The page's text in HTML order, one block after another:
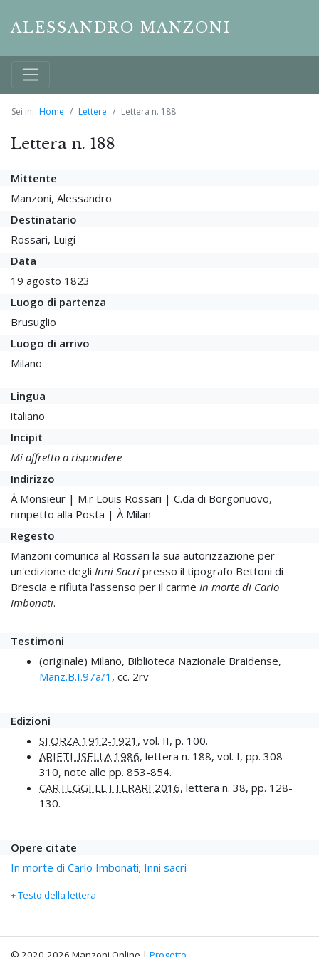
ALESSANDRO MANZONI
Sei in: Home Lettere Lettera n. 188
Lettera n. 188
Mittente
Manzoni, Alessandro
Destinatario
Rossari, Luigi
Data
19 agosto 1823
Luogo di partenza
Brusuglio
Luogo di arrivo
Milano
Lingua
italiano
Incipit
Mi affretto a rispondere
Indirizzo
À Monsieur | M.r Louis Rossari | C.da di Borgonuovo,
rimpetto alla Posta | À Milan
Regesto
Manzoni comunica al Rossari la sua autorizzazione per
un'edizione degli Inni Sacri presso il tipografo Bettoni di
Brescia e rifiuta l'assenso per il carme In morte di Carlo
Imbonati.
Testimoni
(originale) Milano, Biblioteca Nazionale Braidense,
Manz.B.I.97a/1 , cc. 2rv
Edizioni
SFORZA 1912-1921 , vol. II, p. 100.
ARIETI-ISELLA 1986, lettera n. 188, vol. I, pp. 308-
310, note alle pp. 853-854.
CARTEGGI LETTERARI 2016, lettera n. 38, pp. 128-
130.
Opere citate
In morte di Carlo Imbonati; Inni sacri
+ Testo della lettera